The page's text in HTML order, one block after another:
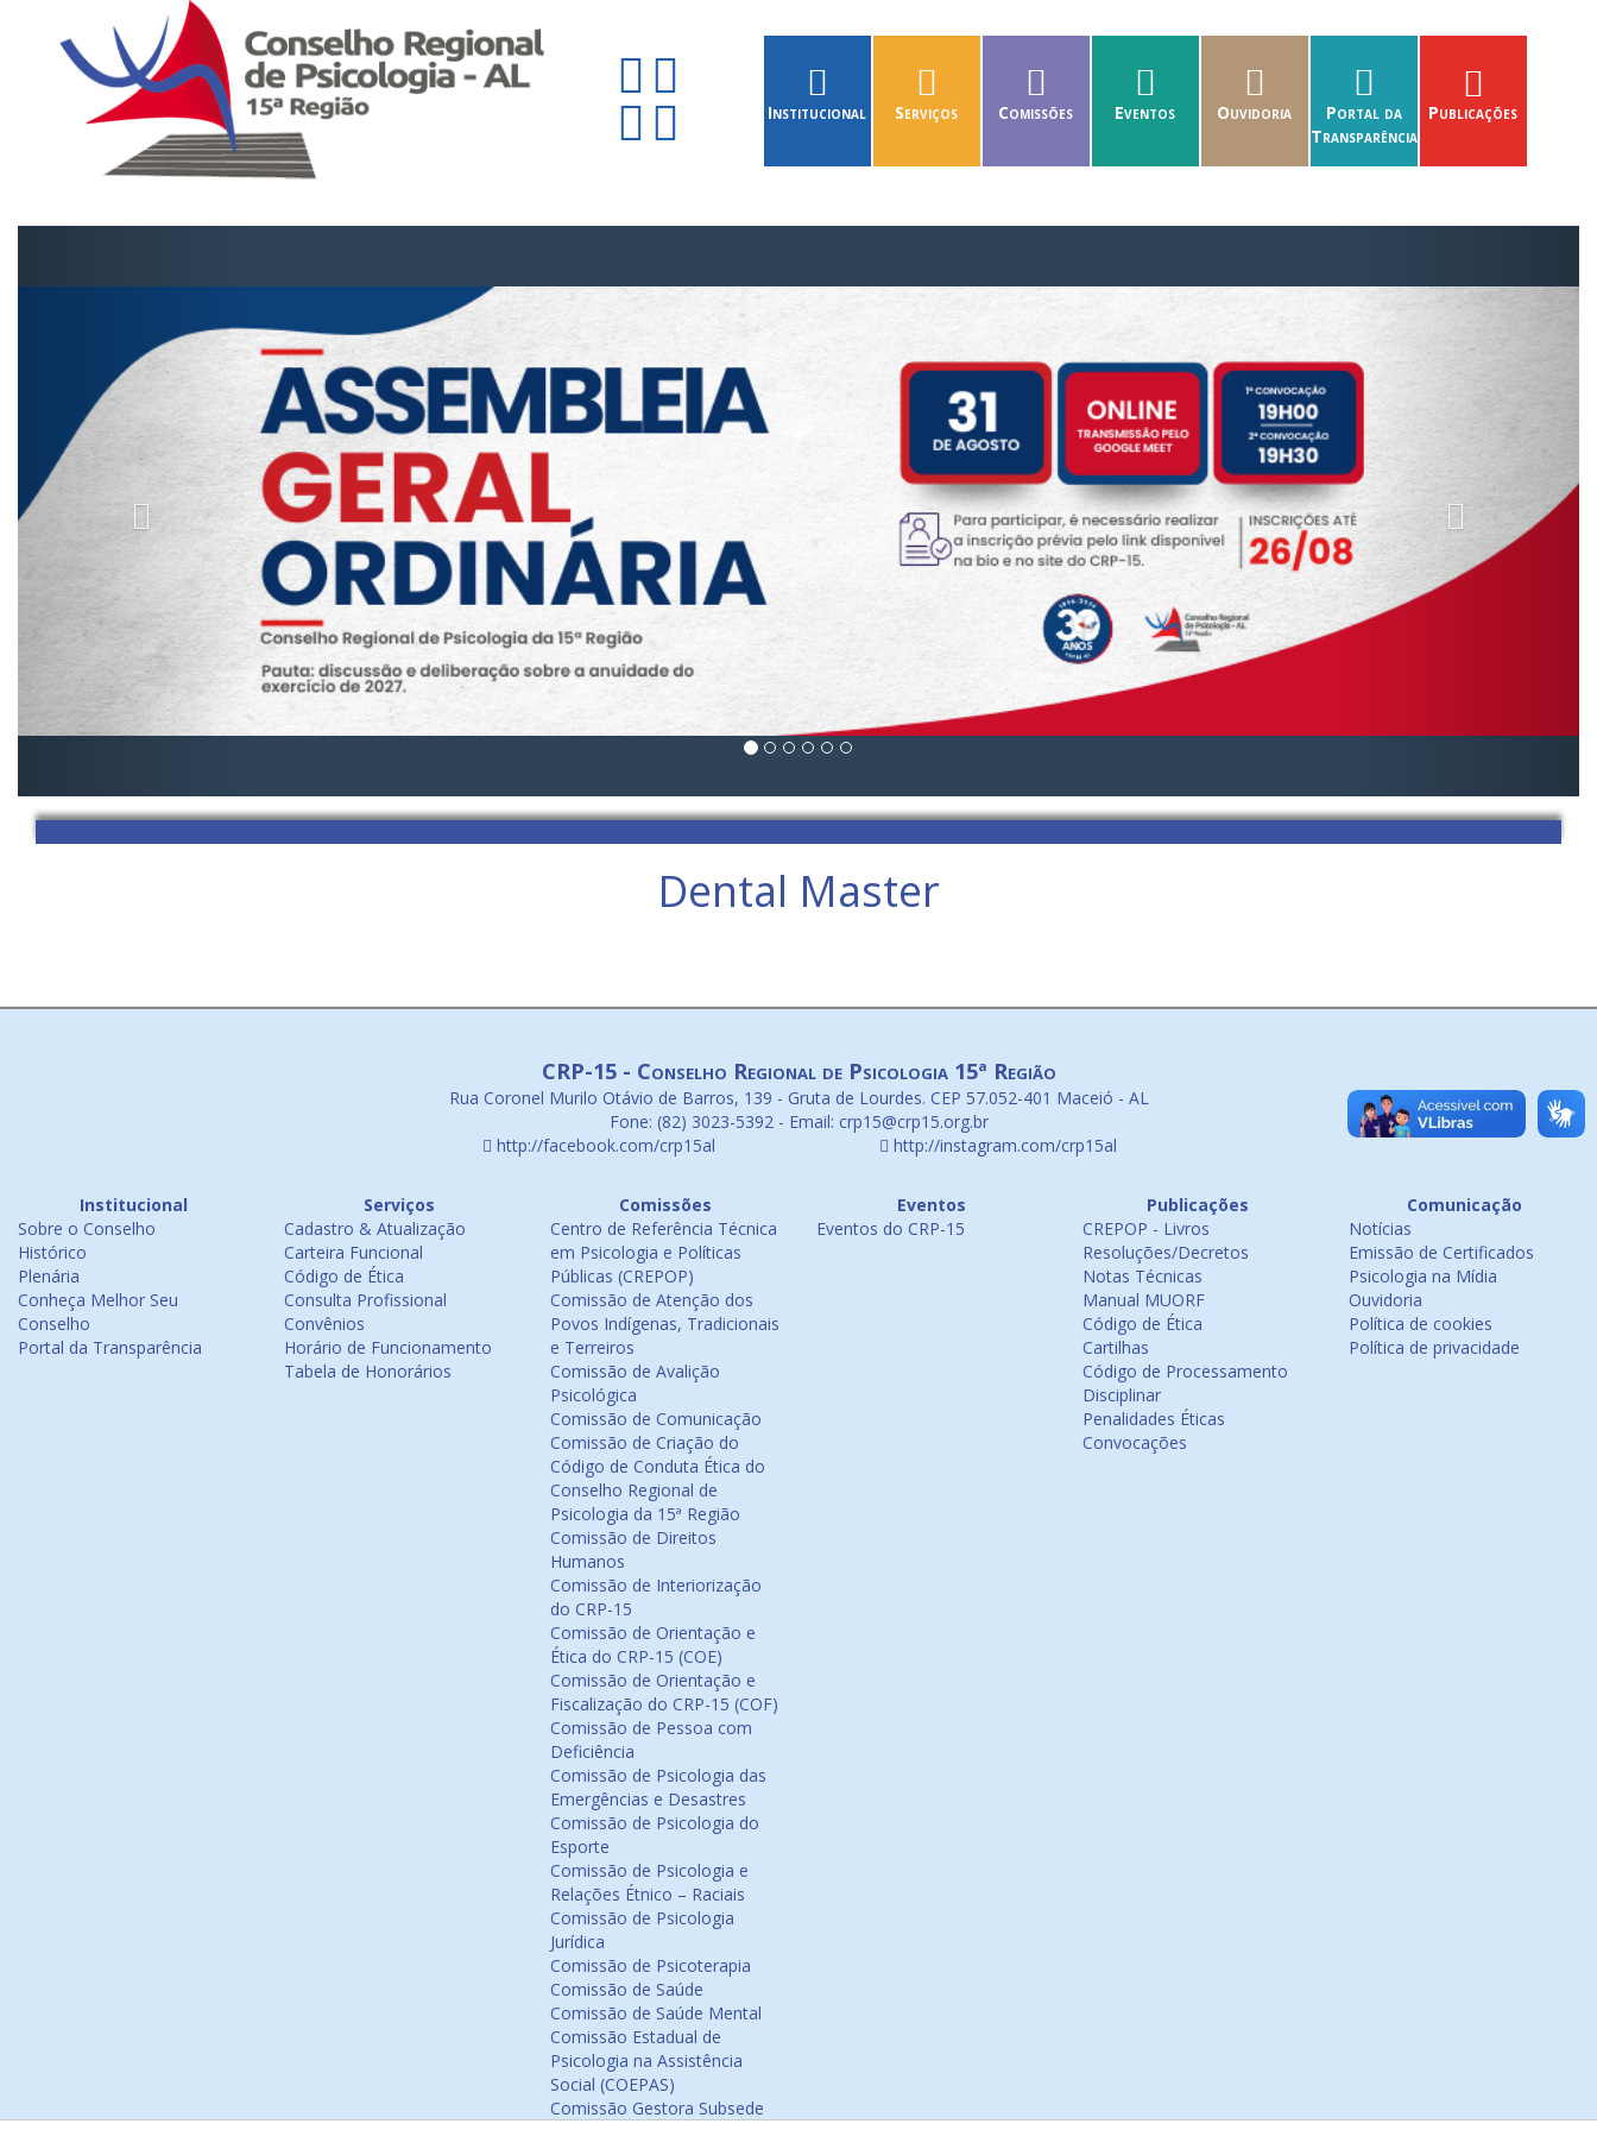
Institucional Serviços Comissões Eventos Ouvidoria
Portal da
Transparência
Publicações
Dental Master
CRP-15 - Conselho Regional de Psicologia 15ª Região
Rua Coronel Murilo Otávio de Barros, 139 - Gruta de Lourdes. CEP 57.052-401 Maceió - AL
Fone: (82) 3023-5392 - Email: crp15@crp15.org.br
http://facebook.com/crp15al
http://instagram.com/crp15al
Institucional
Sobre o Conselho
Histórico
Plenária
Conheça Melhor Seu
Conselho
Portal da Transparência
Serviços
Cadastro & Atualização
Carteira Funcional
Código de Ética
Consulta Profissional
Convênios
Horário de Funcionamento
Tabela de Honorários
Comissões
Centro de Referência Técnica
em Psicologia e Políticas
Públicas (CREPOP)
Comissão de Atenção dos
Povos Indígenas, Tradicionais
e Terreiros
Comissão de Avalição
Psicológica
Comissão de Comunicação
Comissão de Criação do
Código de Conduta Ética do
Conselho Regional de
Psicologia da 15ª Região
Comissão de Direitos
Humanos
Comissão de Interiorização
do CRP-15
Comissão de Orientação e
Ética do CRP-15 (COE)
Comissão de Orientação e
Fiscalização do CRP-15 (COF)
Comissão de Pessoa com
Deficiência
Comissão de Psicologia das
Emergências e Desastres
Comissão de Psicologia do
Esporte
Comissão de Psicologia e
Relações Étnico – Raciais
Comissão de Psicologia
Jurídica
Comissão de Psicoterapia
Comissão de Saúde
Comissão de Saúde Mental
Comissão Estadual de
Psicologia na Assistência
Social (COEPAS)
Comissão Gestora Subsede
Eventos
Eventos do CRP-15
Publicações
CREPOP - Livros
Resoluções/Decretos
Notas Técnicas
Manual MUORF
Código de Ética
Cartilhas
Código de Processamento
Disciplinar
Penalidades Éticas
Convocações
Comunicação
Notícias
Emissão de Certificados
Psicologia na Mídia
Ouvidoria
Política de cookies
Política de privacidade